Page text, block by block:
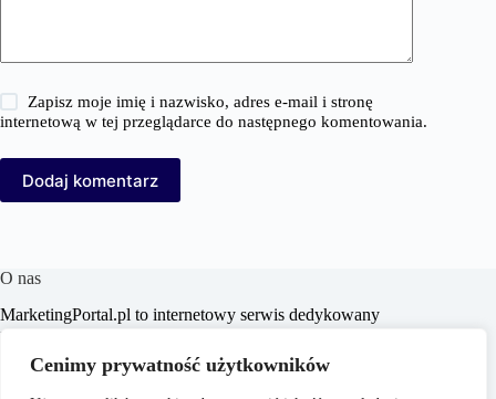
Cenimy prywatność użytkowników
Zapisz moje imię i nazwisko, adres e-mail i stronę
internetową w tej przeglądarce do następnego komentowania.
Dodaj komentarz
O nas
MarketingPortal.pl to internetowy serwis dedykowany
profesjonalistom i entuzjastom branży marketingowej,
oferujący szeroki wachlarz informacji, analiz oraz
praktycznych porad z zakresu marketingu, biznesu, e-
commerce, SEO/SEM, content marketingu i mediów